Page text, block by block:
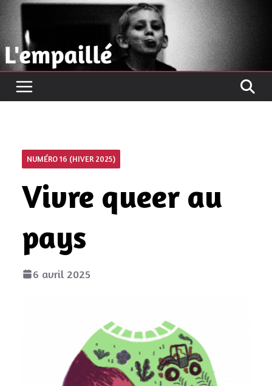
Passer
au
contenu
NUMÉRO 16 (HIVER 2025)
Vivre queer au
pays
6 avril 2025